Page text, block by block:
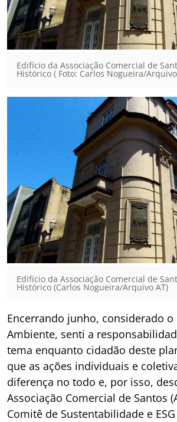
Edifício da Associação Comercial de
Histórico ( Foto: Carlos Nogueira/
Edifício da Associação Comercial de
Histórico (Carlos Nogueira/Arquivo AT)
Encerrando junho, considerado o
Ambiente, senti a
tema enquanto cidadão deste
que as ações individuais e
diferença no todo e, por isso,
Associação Comercial de Santos
Comitê de Sustentabilidade e